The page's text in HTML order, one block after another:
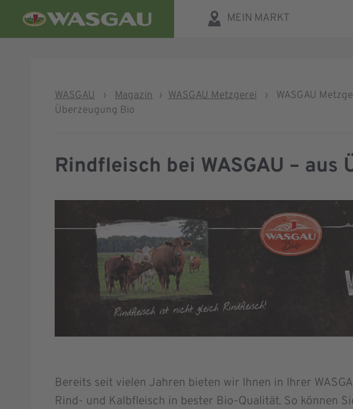
MEIN MARKT
WASGAU › Magazin › WASGAU Metzgerei ›
WASGAU
Überzeugung Bio
Rindfleisch bei WASGAU – aus
Bereits seit vielen Jahren bieten wir Ihnen in Ihrer
Rind- und Kalbfleisch in bester Bio-Qualität. So können